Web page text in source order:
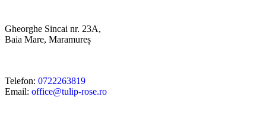
Gheorghe Sincai nr. 23A,
Baia Mare, Maramureș
Telefon: 0722263819
Email: office@tulip-rose.ro